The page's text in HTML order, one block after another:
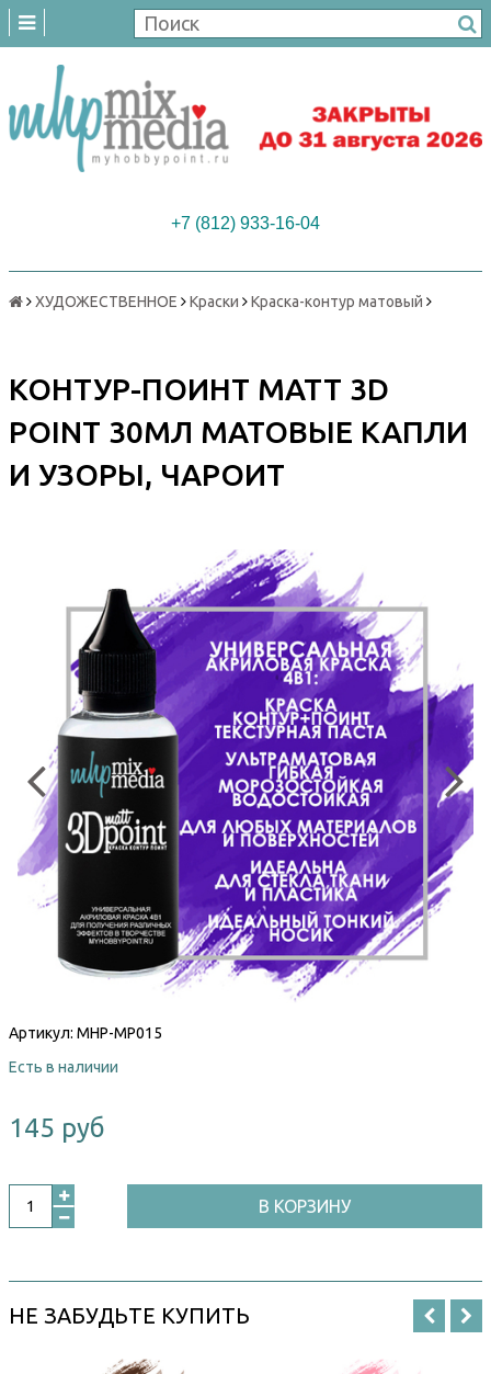
+7 (812) 933-16-04
ХУДОЖЕСТВЕННОЕ Краски Краска-контур матовый
КОНТУР-ПОИНТ MATT 3D
POINT 30МЛ МАТОВЫЕ КАПЛИ
И УЗОРЫ, ЧАРОИТ
Артикул: MHP-MP015
Есть в наличии
145 руб
В КОРЗИНУ
НЕ ЗАБУДЬТЕ КУПИТЬ